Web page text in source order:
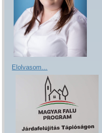
Elolvasom...